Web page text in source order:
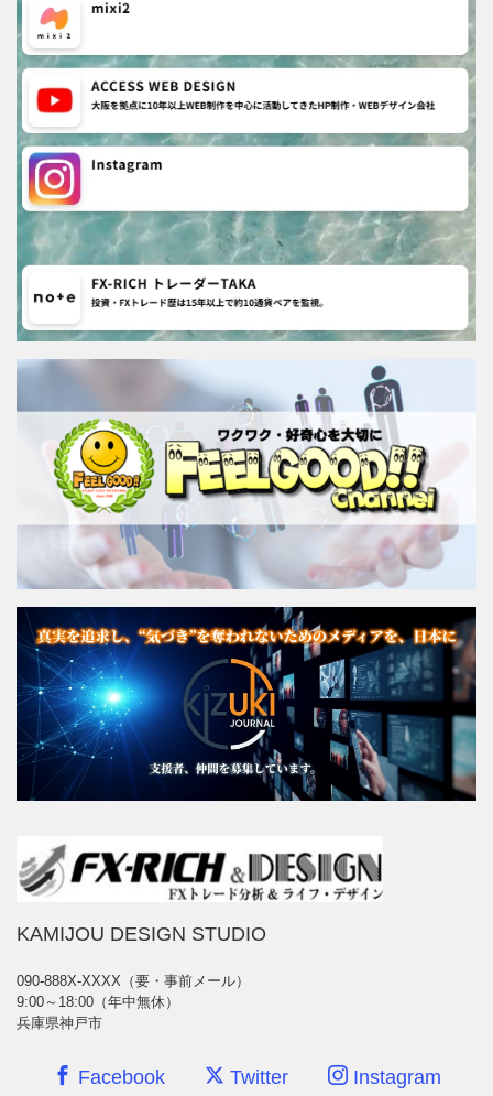
KAMIJOU DESIGN STUDIO
090-888X-XXXX（要・事前メール）
9:00～18:00（年中無休）
兵庫県神戸市
Facebook Twitter Instagram